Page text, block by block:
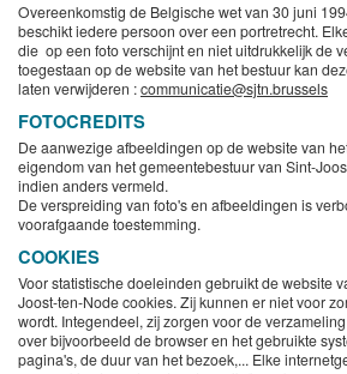
Overeenkomstig de Belgische wet van 30 juni
beschikt iedere persoon over een portretrecht.
die op een foto verschijnt en niet uitdrukkelijk de
toegestaan op de website van het bestuur kan
laten verwijderen :communicatie@sjtn.brussels
FOTOCREDITS
De aanwezige afbeeldingen op de website van
eigendom van het gemeentebestuur van Sint-
indien anders vermeld.
De verspreiding van foto's en afbeeldingen is
voorafgaande toestemming.
COOKIES
Voor statistische doeleinden gebruikt de website
Joost-ten-Node cookies. Zij kunnen er niet voor
wordt. Integendeel, zij zorgen voor de
over bijvoorbeeld de browser en het gebruikte
pagina's, de duur van het bezoek,... Elke